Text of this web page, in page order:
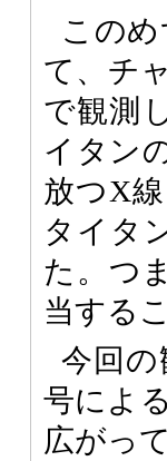
この
て、チ
で観測
イタン
放つX
タイタ
た。つ
当する
今回の
号によ
広がっ